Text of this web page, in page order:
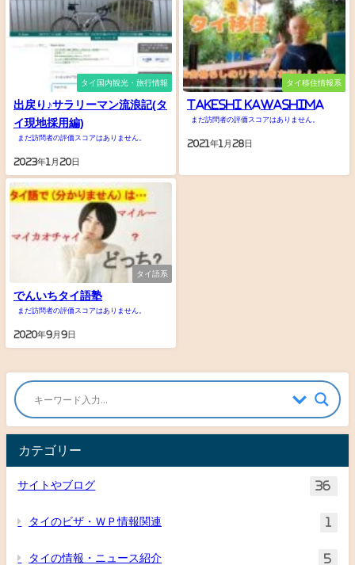
タイ国内観光・旅行情報
出戻り♪サラリーマン流浪記(タ
イ現地採用編)
まだ訪問者の評価スコアはありません。
2023年1月20日
タイ移住情報系
Takeshi Kawashima
まだ訪問者の評価スコアはありません。
2021年1月28日
タイ語系
でんいちタイ語塾
まだ訪問者の評価スコアはありません。
2020年9月9日
カテゴリー
サイトやブログ 36
タイのビザ・ＷＰ情報関連 1
タイの情報・ニュース紹介 5